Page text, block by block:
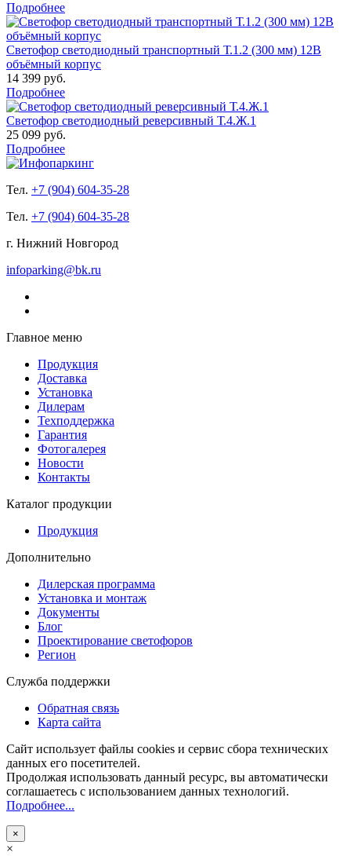
Подробнее
Светофор светодиодный транспортный Т.1.2 (300 мм) 12В
объёмный корпус
14 399 руб.
Подробнее
Светофор светодиодный реверсивный Т.4.Ж.1
25 099 руб.
Подробнее
Тел. +7 (904) 604-35-28
Тел. +7 (904) 604-35-28
г. Нижний Новгород
infoparking@bk.ru
Главное меню
Продукция
Доставка
Установка
Дилерам
Техподдержка
Гарантия
Фотогалерея
Новости
Контакты
Каталог продукции
Продукция
Дополнительно
Дилерская программа
Установка и монтаж
Документы
Блог
Проектирование светофоров
Регион
Служба поддержки
Обратная связь
Карта сайта
Сайт использует файлы cookies и сервис сбора технических
данных его посетителей.
Продолжая использовать данный ресурс, вы автоматически
соглашаетесь с использованием данных технологий.
Подробнее...
×
×